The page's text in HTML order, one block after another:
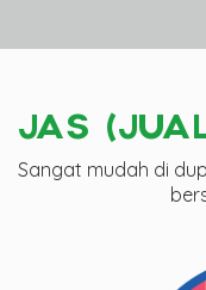
JAS
Sangat mudah di